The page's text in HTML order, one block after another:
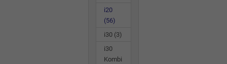
i20
(56)
i30 (3)
i30
Kombi